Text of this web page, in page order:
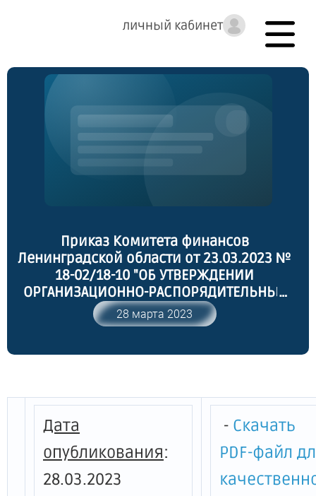
личный кабинет
Приказ Комитета финансов
Ленинградской области от 23.03.2023 №
18-02/18-10 "ОБ УТВЕРЖДЕНИИ
ОРГАНИЗАЦИОННО-РАСПОРЯДИТЕЛЬНЫХ
ДОКУМЕНТОВ ОПЕРАТОРА ПЕРСОНАЛЬНЫХ
ДАННЫХ - КОМИТЕТА ФИНАНСОВ
28 марта 2023
Дата
опубликования:
28.03.2023
- Скачать
PDF-файл